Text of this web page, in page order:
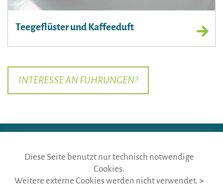
Teegeflüster und Kaffeeduft
INTERESSE AN FÜHRUNGEN?
die gästeführer · vertr. durch BVGD · Gustav-Adolf-Str. 33 · D-90439
Nürnberg
Diese Seite benutzt nur technisch notwendige
Cookies.
Weitere externe Cookies werden nicht verwendet. >